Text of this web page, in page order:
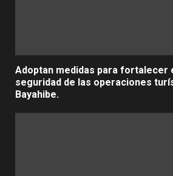
Adoptan medidas para fortalecer
seguridad de las operaciones
Bayahibe.